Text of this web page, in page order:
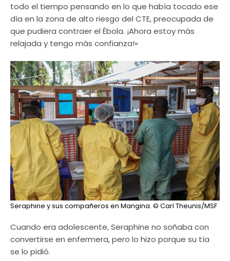
todo el tiempo pensando en lo que había tocado ese
día en la zona de alto riesgo del CTE, preocupada de
que pudiera contraer el Ébola. ¡Ahora estoy más
relajada y tengo más confianza!»
Seraphine y sus compañeros en Mangina. © Carl Theunis/MSF
Cuando era adolescente, Seraphine no soñaba con
convertirse en enfermera, pero lo hizo porque su tía
se lo pidió.